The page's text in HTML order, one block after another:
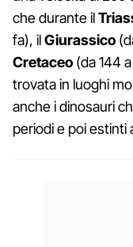
che durante il
fa), ilGiurassico
Cretaceo (da 144
trovata in luoghi
anche i dinosauri
periodi e poi estinti